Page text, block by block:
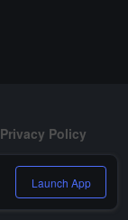
Privacy Policy
Launch App